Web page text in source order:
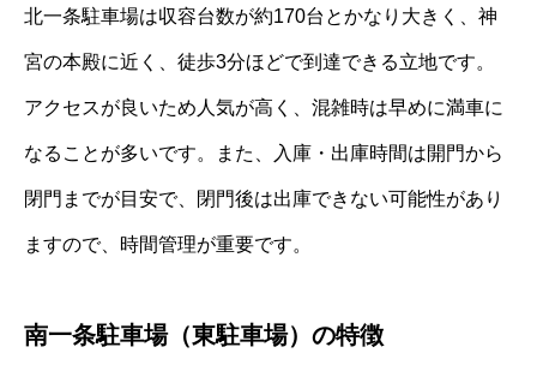
北一条駐車場は収容台数が約170台とかなり大きく、神
宮の本殿に近く、徒歩3分ほどで到達できる立地です。
アクセスが良いため人気が高く、混雑時は早めに満車に
なることが多いです。また、入庫・出庫時間は開門から
閉門までが目安で、閉門後は出庫できない可能性があり
ますので、時間管理が重要です。
南一条駐車場（東駐車場）の特徴